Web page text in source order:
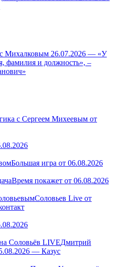
Михалковым 26.07.2026 — «У
фамилия и должность», –
с Сергеем Михеевым от
Большая игра от 06.08.2026
Время покажет от 06.08.2026
Соловьев Live от
Дмитрий
— Казус